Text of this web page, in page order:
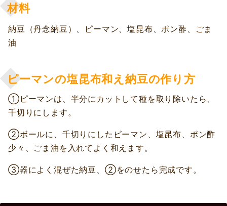
材料
納豆（丹念納豆）、ピーマン、塩昆布、ポン酢、ごま
油
ピーマンの塩昆布和え納豆の作り方
①ピーマンは、半分にカットして種を取り除いたら、
千切りにします。
②ボールに、千切りにしたピーマン、塩昆布、ポン酢
少々、ごま油を入れてよく和えます。
③器によく混ぜた納豆、②をのせたら完成です。